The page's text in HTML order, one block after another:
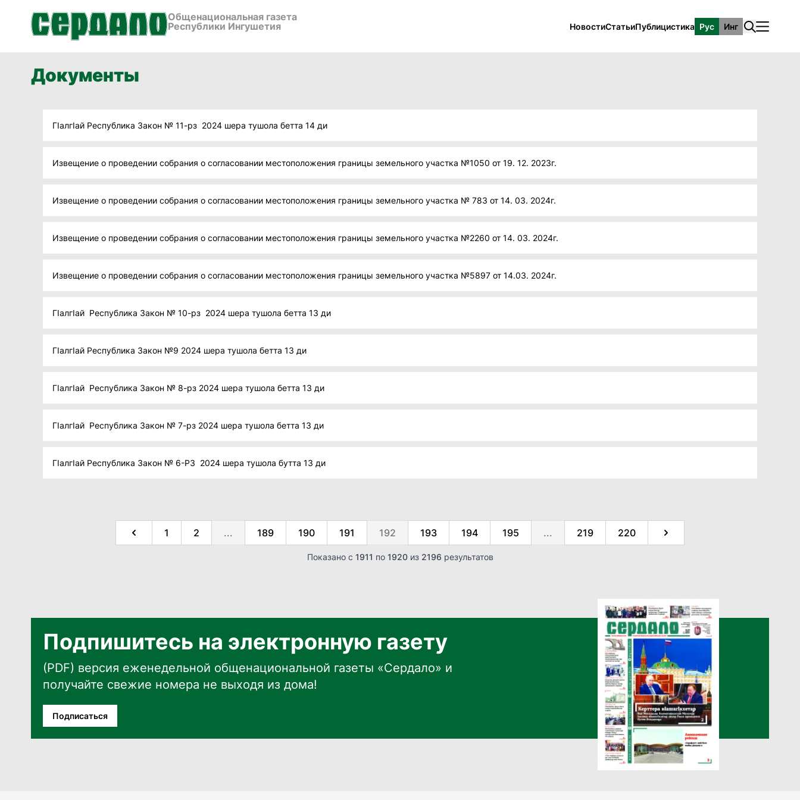
Общенациональная газета
Республики Ингушетия
НовостиСтатьиПублицистика Рус Инг
Документы
ГIалгIай Республика Закон № 11-рз 2024 шера тушола бетта 14 ди
Извещение о проведении собрания о согласовании местоположения границы земельного участка №1050 от 19. 12. 2023г.
Извещение о проведении собрания о согласовании местоположения границы земельного участка № 783 от 14. 03. 2024г.
Извещение о проведении собрания о согласовании местоположения границы земельного участка №2260 от 14. 03. 2024г.
Извещение о проведении собрания о согласовании местоположения границы земельного участка №5897 от 14.03. 2024г.
ГIалгIай Республика Закон № 10-рз 2024 шера тушола бетта 13 ди
ГIалгIай Республика Закон №9 2024 шера тушола бетта 13 ди
ГIалгIай Республика Закон № 8-рз 2024 шера тушола бетта 13 ди
ГIалгIай Республика Закон № 7-рз 2024 шера тушола бетта 13 ди
ГIалгIай Республика Закон № 6-РЗ 2024 шера тушола бутта 13 ди
1 2 ... 189 190 191 192 193 194 195 ... 219 220
Показано с 1911 по 1920из 2196 результатов
Подпишитесь на электронную газету
(PDF) версия еженедельной общенациональной газеты «Сердало» и
получайте свежие номера не выходя из дома!
Подписаться